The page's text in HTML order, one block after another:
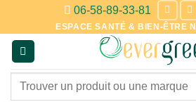
contenu
06-58-89-33-81
ESPACE SANTÉ & BIEN-ÊTRE
Recherche